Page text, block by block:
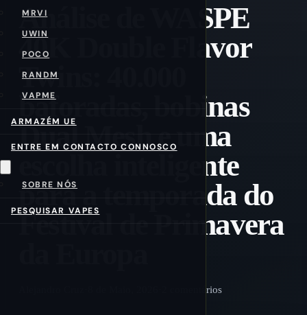
MRVI
UWIN
POCO
RANDM
VAPME
ARMAZÉM UE
ENTRE EM CONTACTO CONNOSCO
SOBRE NÓS
PESQUISAR VAPES
Análise de WASPE
40K Double Flavor
Twins: 40.000
baforadas, bobinas
Dual Mesh e uma
escolha inteligente
para a temporada do
Festival de Primavera
2 comentários